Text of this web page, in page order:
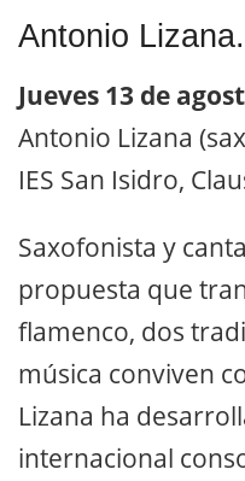
Antonio
Jueves 13 de
Antonio Lizana
IES San Isidro,
Saxofonista y
propuesta que
flamenco, dos
música conviven
Lizana ha
internacional